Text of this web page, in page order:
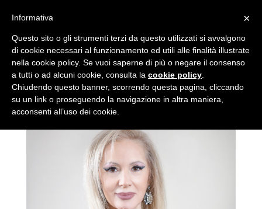
×
Informativa
Questo sito o gli strumenti terzi da questo utilizzati si avvalgono
di cookie necessari al funzionamento ed utili alle finalità illustrate
nella cookie policy. Se vuoi saperne di più o negare il consenso
a tutti o ad alcuni cookie, consulta la cookie policy
Chiudendo questo banner, scorrendo questa pagina, cliccando
su un link o proseguendo la navigazione in altra maniera,
acconsenti all’uso dei cookie.